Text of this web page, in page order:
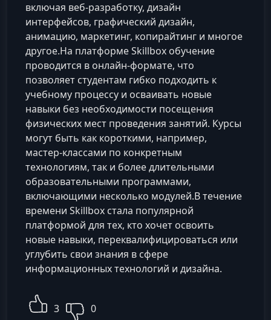
включая веб-разработку, дизайн
интерфейсов, графический дизайн,
анимацию, маркетинг, копирайтинг и многое
другое.На платформе Skillbox обучение
проводится в онлайн-формате, что
позволяет студентам гибко подходить к
учебному процессу и осваивать новые
навыки без необходимости посещения
физических мест проведения занятий. Курсы
могут быть как короткими, например,
мастер-классами по конкретным
технологиям, так и более длительными
образовательными программами,
включающими несколько модулей.В течение
времени Skillbox стала популярной
платформой для тех, кто хочет освоить
новые навыки, переквалифицироваться или
углубить свои знания в сфере
информационных технологий и дизайна.
3 0